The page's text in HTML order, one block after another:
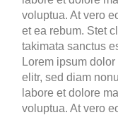
voluptua. At vero
et ea rebum. Stet
takimata sanctus
Lorem ipsum
elitr, sed diam
labore et dolore
voluptua. At vero